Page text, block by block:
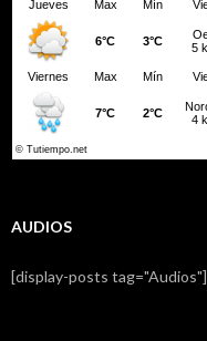
AUDIOS
[display-posts tag="Audios"]